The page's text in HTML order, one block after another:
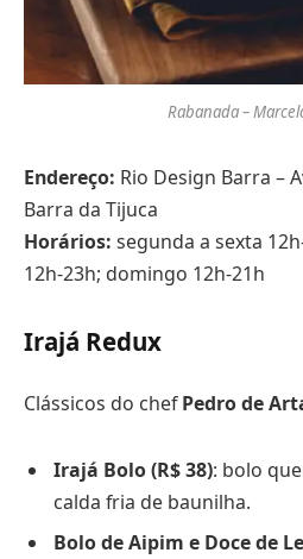
Rabanada –
Endereço: Rio Design Barra –
Barra da Tijuca
Horários: segunda a sexta
12h-23h; domingo 12h-21h
Irajá Redux
Clássicos do chefPedro de
Irajá Bolo (R$ 38): bolo
calda fria de baunilha.
Bolo de Aipim e Doce de